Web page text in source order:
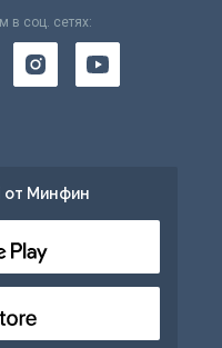
в соц. сетях:
от Минфин